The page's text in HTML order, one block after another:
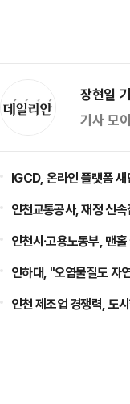
장현일
기사 모
IGCD, 온라인 플랫폼
인천교통공사, 재정 신
인천시·고용노동부, 맨
인하대, "오염물질도 자
인천 제조업 경쟁력, 도